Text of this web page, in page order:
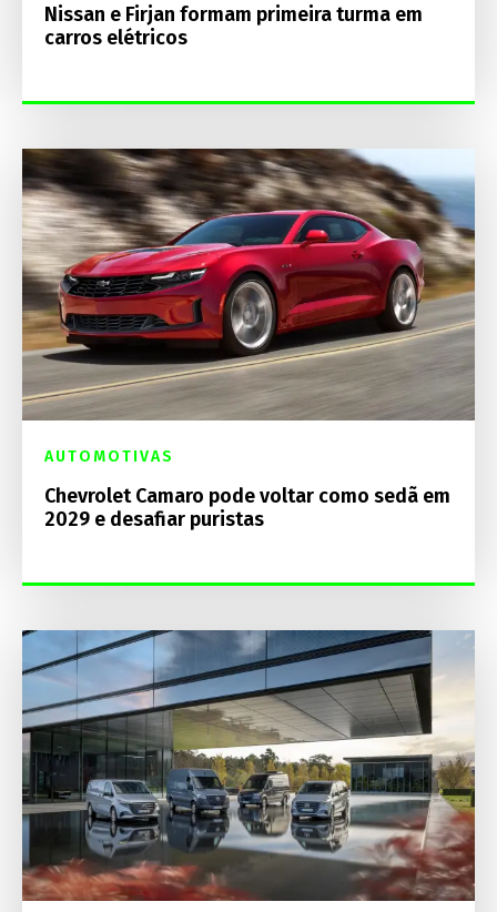
Nissan e Firjan formam primeira turma em
carros elétricos
AUTOMOTIVAS
Chevrolet Camaro pode voltar como sedã em
2029 e desafiar puristas